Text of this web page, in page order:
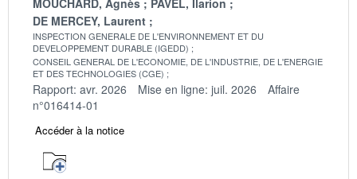
DE MERCEY, Laurent
INSPECTION GENERALE DE L'ENVIRONNEMENT ET DU
DEVELOPPEMENT DURABLE (IGEDD)
CONSEIL GENERAL DE L'ECONOMIE, DE L'INDUSTRIE, DE L'ENERGIE
ET DES TECHNOLOGIES (CGE)
Rapport: avr. 2026 Mise en ligne: juil. 2026
Affaire
n°016414-01
Accéder à la notice